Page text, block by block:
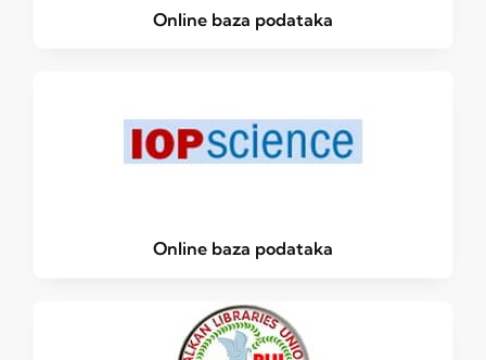
Online baza podataka
Online baza podataka